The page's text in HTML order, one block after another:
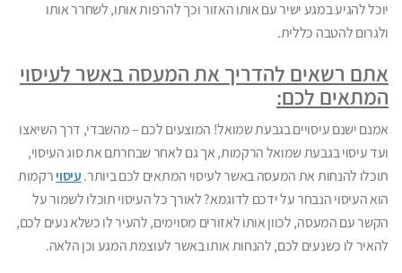
יוכל להגיע במגע ישיר עם אותו האזור וכך להרפות אותו, לשחרר אותו
ולגרום להטבה כללית.
אתם רשאים להדריך את המעסה באשר לעיסוי
המתאים לכם:
אמנם ישנם עיסויים בגבעת שמואל! המוצעים לכם – מהשבדי, דרך השיאצו
ועד עיסוי בגבעת שמואל הרקמות, אך גם לאחר שבחרתם את סוג העיסוי,
תוכלו להנחות את המעסה באשר לעיסוי המתאים לכם ביותר. עיסוי רקמות
הוא העיסוי הנבחר על ידכם לדוגמא? לאורך כל העיסוי תוכלו לשמור על
הקשר עם המעסה, לכוון אותו לאזורים מסוימים, להעיר לו כשלא נעים לכם,
להאיר לו כשנעים לכם, להנחות אותו באשר לעוצמת המגע וכן הלאה.